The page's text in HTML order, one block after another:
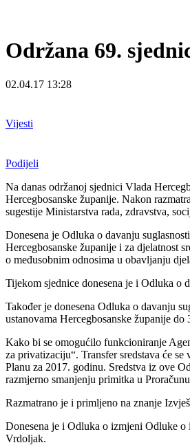
Održana 69.
02.04.17 13:28
Vijesti
Podijeli
Na danas održanoj sjednici Vlada
Hercegbosanske županije. Nakon
sugestije Ministarstva rada, zdravstva,
Donesena je Odluka o davanju
Hercegbosanske županije i za djelatnost
o međusobnim odnosima u obavljanju
Tijekom sjednice donesena je i Odluka o
Također je donesena Odluka o davanju
ustanovama Hercegbosanske županije
Kako bi se omogućilo funkcioniranje
za privatizaciju“. Transfer sredstava će
Planu za 2017. godinu. Sredstva iz ove
razmjerno smanjenju primitka u
Razmatrano je i primljeno na znanje
Donesena je i Odluka o izmjeni Odluke o
Vrdoljak.